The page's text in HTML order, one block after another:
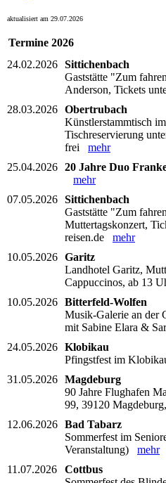
aktualisiert am 29.07.2026
Termine 2026
24.02.2026 Sittichenbach
Gaststätte "Zum
Anderson, Tickets
28.03.2026 Obertrubach
Künstlerstammtisch
Tischreservierung
frei mehr
25.04.2026 20 Jahre Duo
mehr
07.05.2026 Sittichenbach
Gaststätte "Zum
Muttertagskonzert,
reisen.de mehr
10.05.2026 Garitz
Landhotel Garitz,
Cappuccinos, ab 13
10.05.2026 Bitterfeld-Wolfen
Musik-Galerie an der
mit Sabine Elara &
24.05.2026 Klobikau
Pfingstfest im
31.05.2026 Magdeburg
90 Jahre Flughafen
99, 39120
12.06.2026 Bad Tabarz
Sommerfest im
Veranstaltung) mehr
11.07.2026
Cottbus